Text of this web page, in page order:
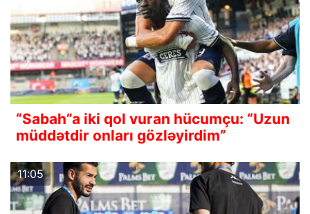
“Sabah”a iki qol vuran hücumçu: “Uzun
müddətdir onları gözləyirdim”
11:05